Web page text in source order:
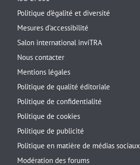
Politique d’égalité et diversité
Mesures d’accessibilité
Salon international inviTRA
Nous contacter
Mentions légales
Politique de qualité éditoriale
Politique de confidentialité
Politique de cookies
Politique de publicité
Politique en matière de médias sociaux
Modération des forums